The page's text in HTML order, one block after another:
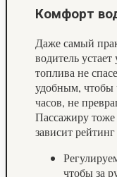
Комфорт
Даже самый
водитель
топлива не
удобным, чтобы
часов, не
Пассажиру тоже
зависит
чтобы за